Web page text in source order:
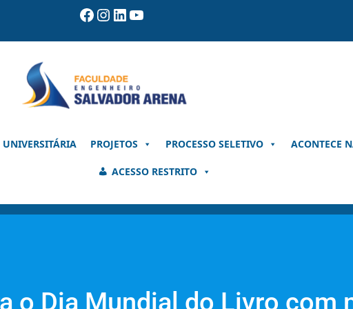
Facebook
Instagram
LinkedIn
Youtube
UNIVERSITÁRIA PROJETOS PROCESSO SELETIVO ACONTECE
ACESSO RESTRITO
o Dia Mundial do Livro com